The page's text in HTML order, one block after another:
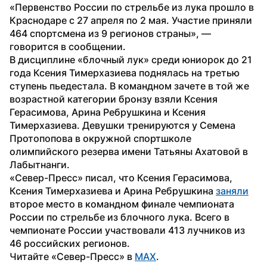
«Первенство России по стрельбе из лука прошло в
Краснодаре с 27 апреля по 2 мая. Участие приняли
464 спортсмена из 9 регионов страны», —
говорится в сообщении.
В дисциплине «блочный лук» среди юниорок до 21
года Ксения Тимерхазиева поднялась на третью
ступень пьедестала. В командном зачете в той же
возрастной категории бронзу взяли Ксения
Герасимова, Арина Ребрушкина и Ксения
Тимерхазиева. Девушки тренируются у Семена
Протопопова в окружной спортшколе
олимпийского резерва имени Татьяны Ахатовой в
Лабытнанги.
«Север-Пресс» писал, что Ксения Герасимова,
Ксения Тимерхазиева и Арина Ребрушкина заняли
второе место в командном финале чемпионата
России по стрельбе из блочного лука. Всего в
чемпионате России участвовали 413 лучников из
46 российских регионов.
Читайте «Север-Пресс» в MAX.